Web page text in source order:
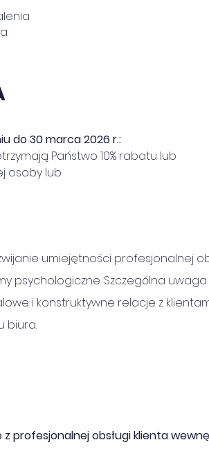
do 30 marca 2026 r.:
Państwo 10% rabatu lub
osoby lub
umiejętności profesjonalnej
psychologiczne. Szczególna
i konstruktywne relacje z
biura.
z profesjonalnej obsługi klienta